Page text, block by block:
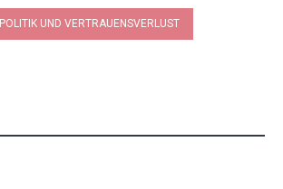
POLITIK UND VERTRAUENSVERLUST